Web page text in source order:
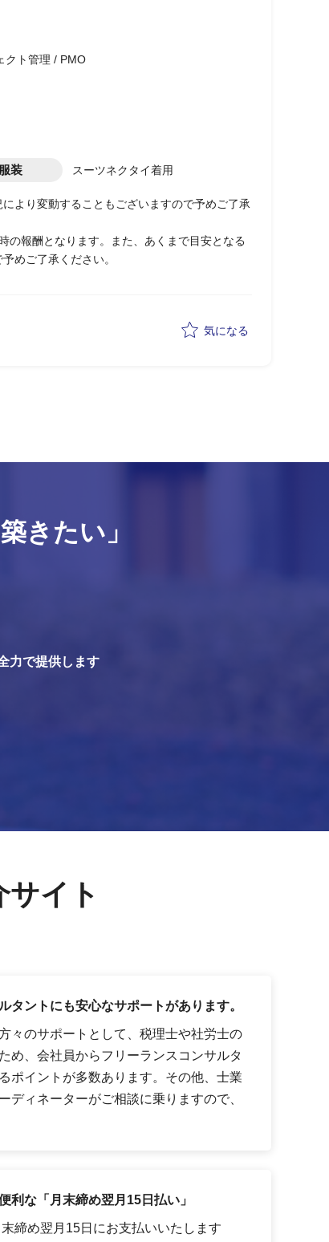
クト管理 / PMO
服装 スーツネクタイ着用
より変動することもございますので予めご了承
の報酬となります。また、あくまで目安となる
めご了承ください。
気になる
きたい」
力で提供します
イト
タントにも安心なサポートがあります。
々のサポートとして、税理士や社労士の
め、会社員からフリーランスコンサルタ
ポイントが多数あります。その他、士業
ディネーターがご相談に乗りますので、
利な「月末締め翌月15日払い」
締め翌月15日にお支払いいたします